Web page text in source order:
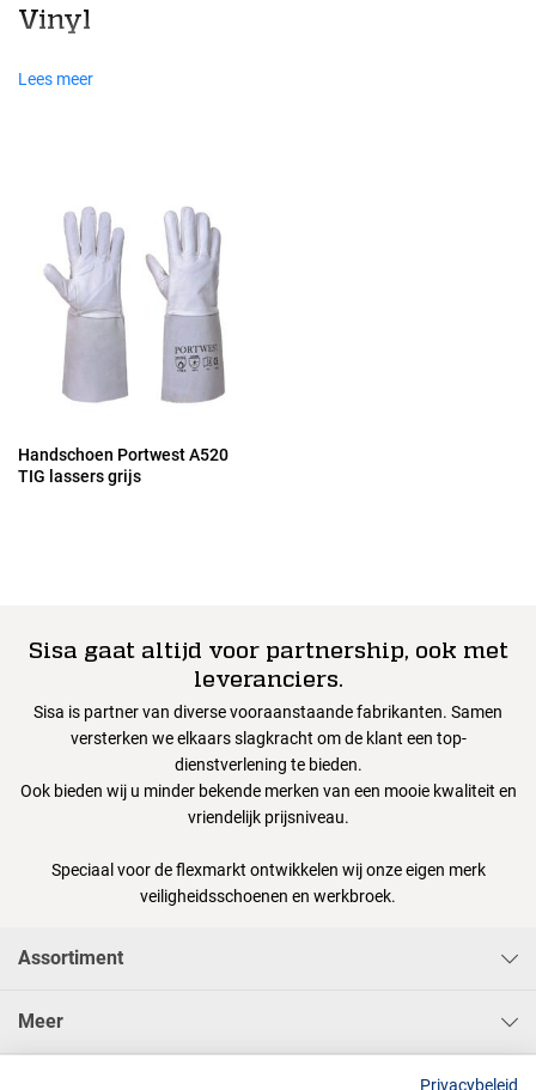
Vinyl
Lees meer
Handschoen Portwest A520
TIG lassers grijs
Sisa gaat altijd voor partnership, ook met
leveranciers.
Sisa is partner van diverse vooraanstaande fabrikanten. Samen
versterken we elkaars slagkracht om de klant een top-
dienstverlening te bieden.
Ook bieden wij u minder bekende merken van een mooie kwaliteit en
vriendelijk prijsniveau.
Speciaal voor de flexmarkt ontwikkelen wij onze eigen merk
veiligheidsschoenen en werkbroek.
Assortiment
Meer
Privacybeleid